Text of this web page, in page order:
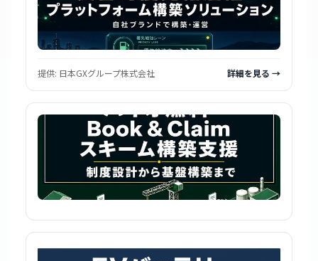
提供: 日本GXグループ株式会社 詳細を見る →